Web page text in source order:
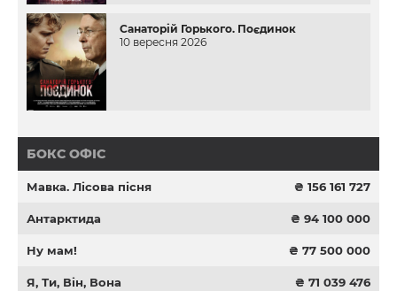
Санаторій Горького. Поєдинок
10 вересня 2026
БОКС ОФІС
Мавка. Лісова пісня ₴ 156 161 727
Антарктида ₴ 94 100 000
Ну мам! ₴ 77 500 000
Я, Ти, Він, Вона ₴ 71 039 476